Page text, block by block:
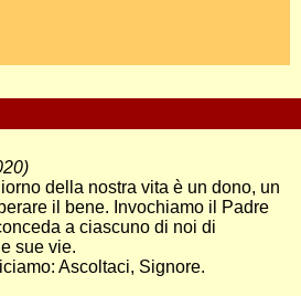
della nostra vita è un dono, un
il bene. Invochiamo il Padre
a ciascuno di noi di
sue vie.
Ascoltaci, Signore.